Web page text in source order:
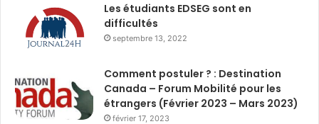
Les étudiants EDSEG sont en
difficultés
septembre 13, 2022
Comment postuler ? : Destination
Canada – Forum Mobilité pour les
étrangers (Février 2023 – Mars 2023)
février 17, 2023